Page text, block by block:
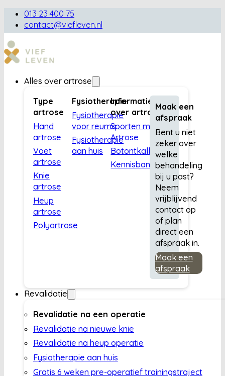
013 23 400 75
contact@viefleven.nl
Alles over artrose
Type
artrose
Hand
artrose
Voet
artrose
Knie
artrose
Heup
artrose
Polyartrose
Fysiotherapie
Fysiotherapie
voor reuma
Fysiotherapie
aan huis
Informatie
over artrose
Sporten met
Artrose
Botontkalking
Kennisbank
Maak een
afspraak
Bent u niet
zeker over
welke
behandeling
bij u past?
Neem
vrijblijvend
contact op
of plan
direct een
afspraak in.
Maak een
afspraak
Revalidatie
Revalidatie na een operatie
Revalidatie na nieuwe knie
Revalidatie na heup operatie
Fysiotherapie aan huis
Gratis 6 weken pre-operatief trainingstraject